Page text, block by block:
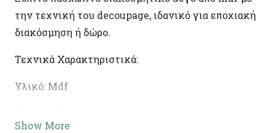
την τεχνική του decoupage, ιδανικό για εποχιακή
διακόσμηση ή δώρο.
Τεχνικά Χαρακτηριστικά:
Υλικό: Mdf
Show More